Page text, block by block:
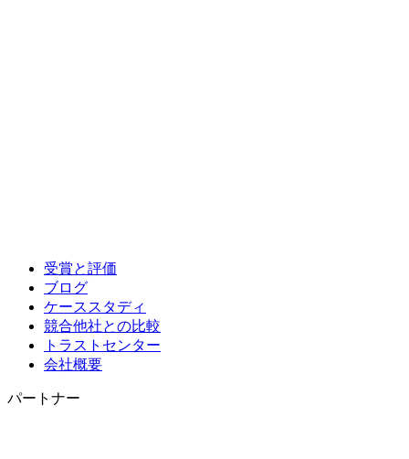
受賞と評価
ブログ
ケーススタディ
競合他社との比較
トラストセンター
会社概要
パートナー